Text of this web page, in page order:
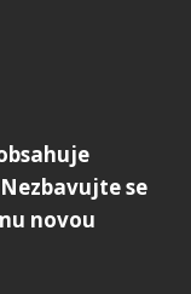
se
novou